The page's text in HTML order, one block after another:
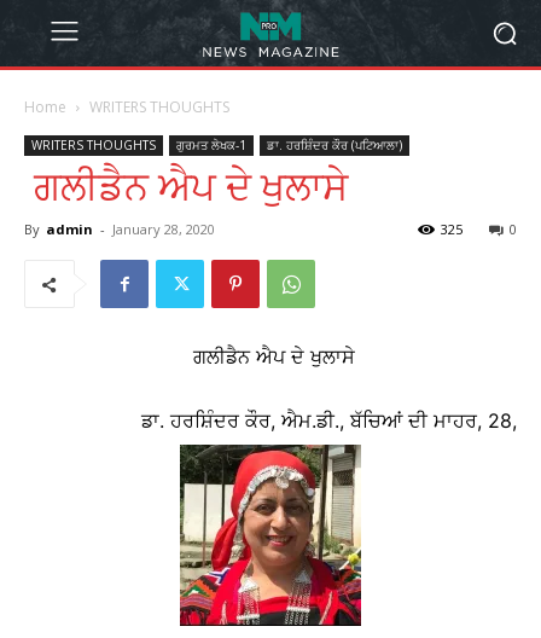
Home WRITERS THOUGHTS
WRITERS THOUGHTS ਗੁਰਮਤ ਲੇਖਕ-1 ਡਾ. ਹਰਸ਼ਿੰਦਰ ਕੌਰ (ਪਟਿਆਲਾ)
ਗਲੀਡੈਨ ਐਪ ਦੇ ਖੁਲਾਸੇ
By admin - January 28, 2020 0
325
ਗਲੀਡੈਨ ਐਪ ਦੇ ਖੁਲਾਸੇ
ਡਾ. ਹਰਸ਼ਿੰਦਰ ਕੌਰ, ਐਮ.ਡੀ., ਬੱਚਿਆਂ ਦੀ ਮਾਹਰ, 28,